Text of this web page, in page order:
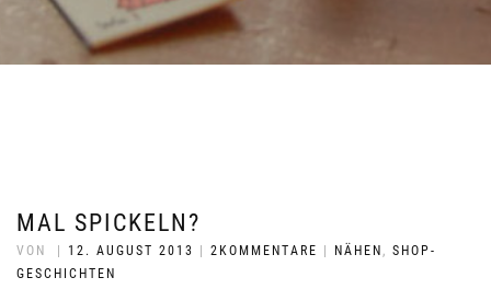
MAL SPICKELN?
VON 12. AUGUST 2013 2KOMMENTARE NÄHEN , SHOP-
GESCHICHTEN